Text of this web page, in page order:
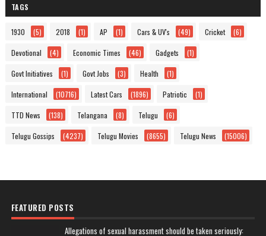
TAGS
1930 (5) 2018 (1) AP (1) Cars & UV's (49) Cricket (6)
Devotional (4) Economic Times (46) Gadgets (1)
Govt Initiatives (1) Govt Jobs (3) Health (1)
International (10716) Latest Cars (1896) Patriotic (1)
TTD News (138) Telangana (8) Telugu (6)
Telugu Gossips (4237) Telugu Movies (8655) Telugu News (15006)
FEATURED POSTS
Allegations of sexual harassment should be taken seriously: